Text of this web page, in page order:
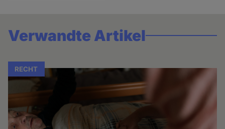
Verwandte Artikel
RECHT